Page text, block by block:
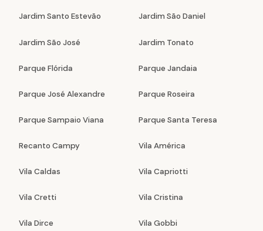
Jardim Santo Estevão Jardim São Daniel
Jardim São José Jardim Tonato
Parque Flórida Parque Jandaia
Parque José Alexandre Parque Roseira
Parque Sampaio Viana Parque Santa Teresa
Recanto Campy Vila América
Vila Caldas Vila Capriotti
Vila Cretti Vila Cristina
Vila Dirce Vila Gobbi